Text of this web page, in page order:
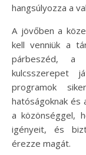
hangsúlyozza a
A jövőben a
kell venniük a
párbeszéd, a
kulcsszerepet
programok
hatóságoknak és
a közönséggel,
igényeit, és
érezze magát.